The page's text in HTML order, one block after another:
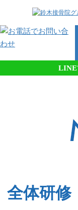
LINE
全体研修